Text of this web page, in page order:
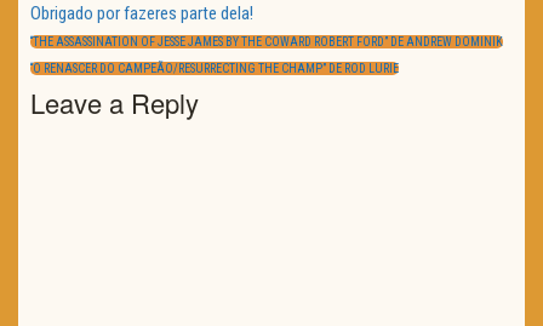
Obrigado por fazeres parte dela!
Navegação
de
artigos
PREVIOUS
“THE ASSASSINATION OF JESSE JAMES BY THE COWARD ROBERT FORD” DE ANDREW DOMINIK
NEXT
“O RENASCER DO CAMPEÃO/RESURRECTING THE CHAMP” DE ROD LURIE
Leave a Reply